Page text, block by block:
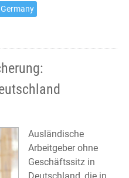
Ausländische
Arbeitgeber ohne
Geschäftssitz in